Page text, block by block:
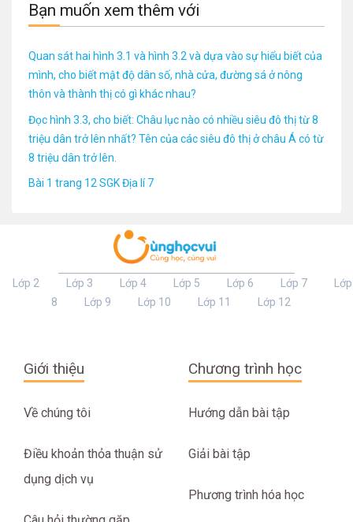
Bạn muốn xem thêm với
Quan sát hai hình 3.1 và hình 3.2 và dựa vào sự hiểu biết của
mình, cho biết mật độ dân số, nhà cửa, đường sá ở nông
thôn và thành thị có gì khác nhau?
Đọc hình 3.3, cho biết: Châu lục nào có nhiều siêu đô thị từ 8
triệu dân trở lên nhất? Tên của các siêu đô thị ở châu Á có từ
8 triệu dân trở lên.
Bài 1 trang 12 SGK Địa lí 7
Lớp 2 Lớp 3 Lớp 4 Lớp 5 Lớp 6 Lớp 7
Lớp
8
Lớp 9 Lớp 10 Lớp 11 Lớp 12
Giới thiệu
Về chúng tôi
Điều khoản thỏa thuận sử
dụng dịch vụ
Chương trình học
Hướng dẫn bài tập
Giải bài tập
Phương trình hóa học